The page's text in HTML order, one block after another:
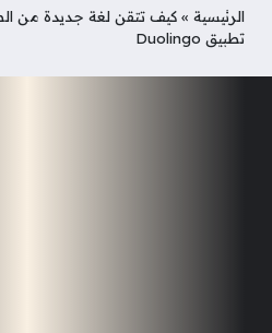
الرئيسية » كيف تتقن لغة جديدة من
تطبيق Duolingo